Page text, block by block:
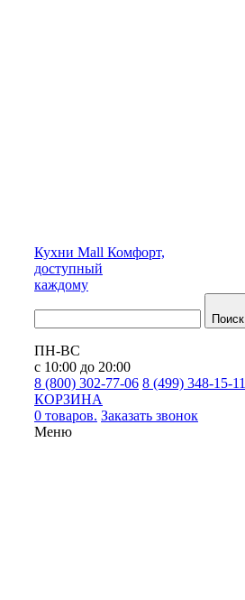
Кухни Mall Комфорт,
доступный
каждому
Поиск
ПН-ВС
с 10:00 до 20:00
8 (800) 302-77-06 8 (499) 348-15-11
КОРЗИНА
0 товаров. Заказать звонок
Меню